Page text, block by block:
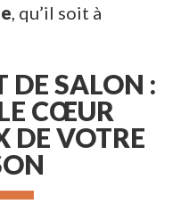
, qu’il soit à
DE SALON :
CŒUR
DE VOTRE